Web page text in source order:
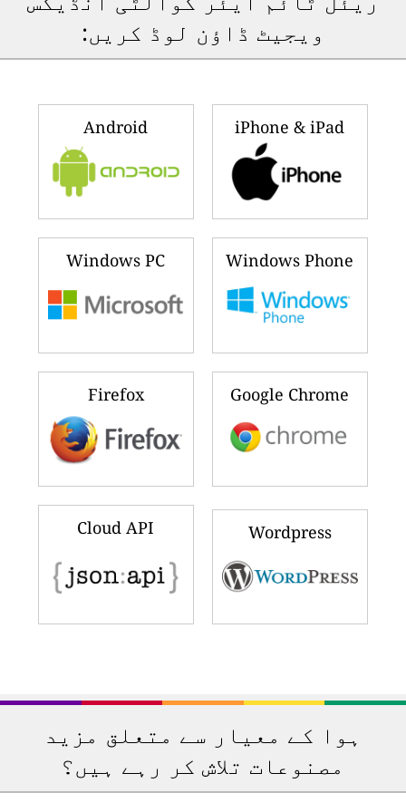
ویجیٹ ڈاؤن لوڈ کریں:
iPhone & iPad
Android
Windows Phone
Windows PC
Google Chrome
Firefox
Wordpress
Cloud API
ہوا کے معیار سے متعلق مزید
مصنوعات تلاش کر رہے ہیں؟